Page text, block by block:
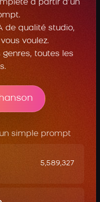
à partir d’un
de qualité studio,
voulez.
genres, toutes les
simple prompt
5,589,327